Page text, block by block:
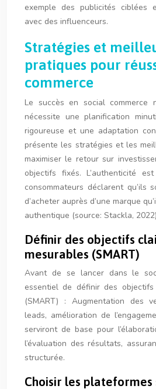
exemple des publicités ciblées
avec des influenceurs.
Stratégies et
pratiques pour
commerce
Le succès en social commerce
nécessite une planification
rigoureuse et une adaptation
présente les stratégies et les
maximiser le retour sur
objectifs fixés. L’authenticité
consommateurs déclarent qu’ils
d’acheter auprès d’une marque
authentique (source: Stackla,
Définir des objectifs
mesurables (SMART)
Avant de se lancer dans le
essentiel de définir des
(SMART) : Augmentation des
leads, amélioration de
serviront de base pour
l’évaluation des résultats,
structurée.
Choisir les plateformes